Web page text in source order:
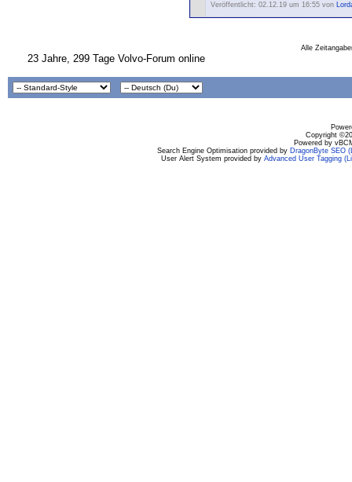
Veröffentlicht: 02.12.19 um 16:55 von
Alle
23 Jahre, 299 Tage Volvo-Forum online
Copyright
Powered by
Search Engine Optimisation provided by DragonByte SEO
User Alert System provided by Advanced User Tagging